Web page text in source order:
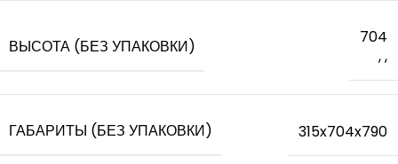
ВЫСОТА (БЕЗ УПАКОВКИ)
704
,,
ГАБАРИТЫ (БЕЗ УПАКОВКИ) 315x704x790